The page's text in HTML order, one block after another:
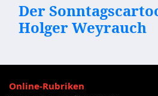
Der
Holger Weyrauch
Online-Rubriken